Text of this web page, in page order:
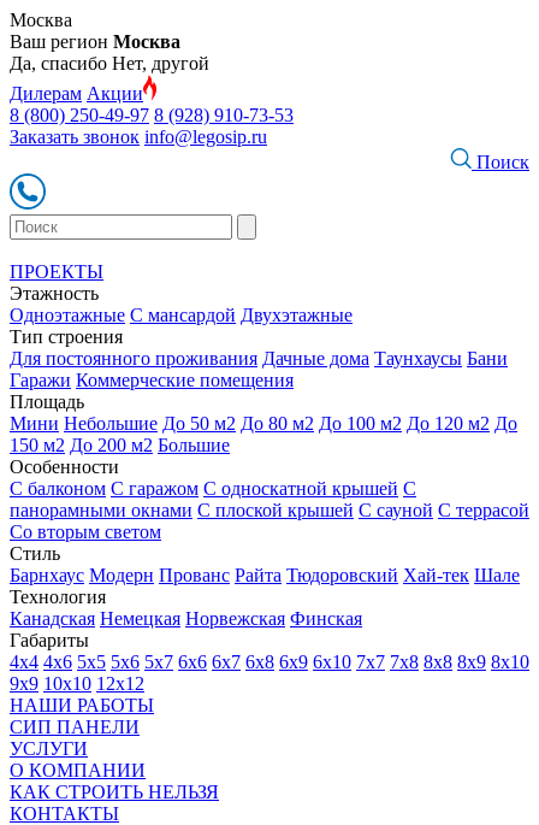
Москва
Ваш регион Москва
Да, спасибо Нет, другой
Дилерам Акции
8 (800) 250-49-97 8 (928) 910-73-53
Заказать звонок info@legosip.ru
Поиск
ПРОЕКТЫ
Этажность
Одноэтажные С мансардой Двухэтажные
Тип строения
Для постоянного проживания Дачные дома Таунхаусы Бани
Гаражи Коммерческие помещения
Площадь
Мини Небольшие До 50 м2 До 80 м2 До 100 м2 До 120 м2 До
150 м2 До 200 м2 Большие
Особенности
С балконом С гаражом С односкатной крышей С
панорамными окнами С плоской крышей С сауной С террасой
Со вторым светом
Стиль
Барнхаус Модерн Прованс Райта Тюдоровский Хай-тек Шале
Технология
Канадская Немецкая Норвежская Финская
Габариты
4х4 4х6 5х5 5х6 5х7 6х6 6х7 6х8 6х9 6х10 7х7 7х8 8х8 8х9 8х10
9х9 10х10 12х12
НАШИ РАБОТЫ
СИП ПАНЕЛИ
УСЛУГИ
О КОМПАНИИ
КАК СТРОИТЬ НЕЛЬЗЯ
КОНТАКТЫ